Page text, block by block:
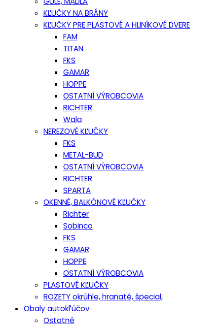
KĽUČKY NA BRÁNY
KĽUČKY PRE PLASTOVÉ A HLINÍKOVÉ DVERE
FAM
TITAN
FKS
GAMAR
HOPPE
OSTATNÍ VÝROBCOVIA
RICHTER
Wala
NEREZOVÉ KĽUČKY
FKS
METAL-BUD
OSTATNÍ VÝROBCOVIA
RICHTER
SPARTA
OKENNÉ, BALKÓNOVÉ KĽUČKY
Richter
Sobinco
FKS
GAMAR
HOPPE
OSTATNÍ VÝROBCOVIA
PLASTOVÉ KĽUČKY
ROZETY okrúhle, hranaté, špecial,
Obaly autokľúčov
Ostatné